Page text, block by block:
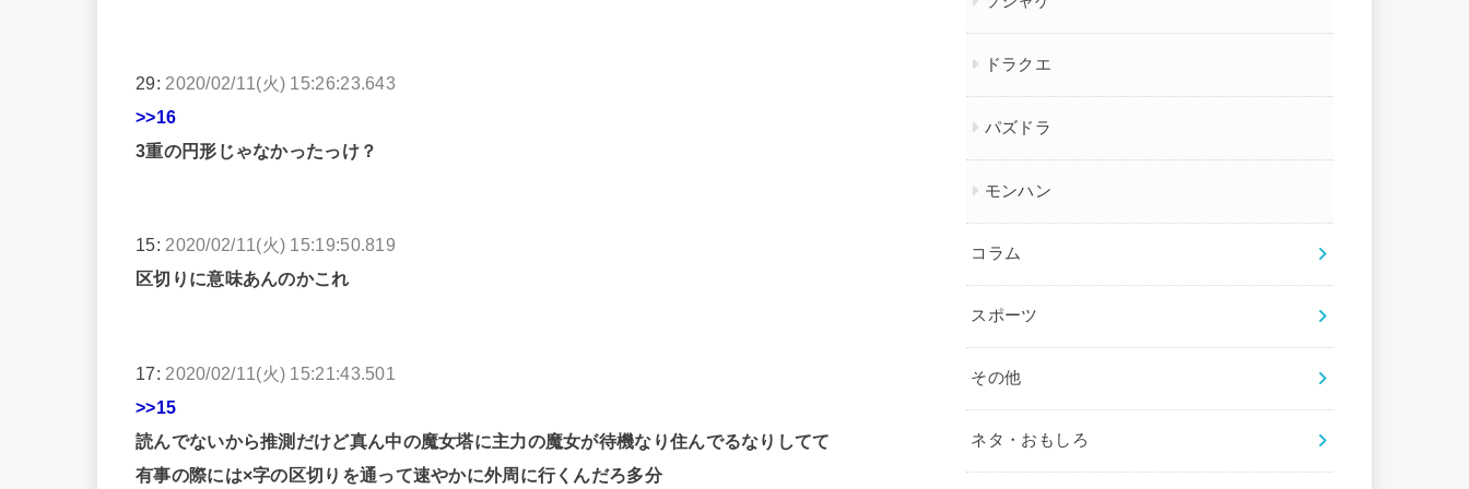
29: 2020/02/11(火) 15:26:23.643
>>16
3重の円形じゃなかったっけ？
15: 2020/02/11(火) 15:19:50.819
区切りに意味あんのかこれ
17: 2020/02/11(火) 15:21:43.501
>>15
読んでないから推測だけど真ん中の魔女塔に主力の魔女が待機なり住んでるなりしてて
有事の際には×字の区切りを通って速やかに外周に行くんだろ多分
ドラクエ
パズドラ
モンハン
コラム
スポーツ
その他
ネタ・おもしろ